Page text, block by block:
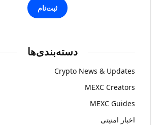
ثبت‌نام
دسته‌بندی‌ها
Crypto News & Updates
MEXC Creators
MEXC Guides
اخبار امنیتی